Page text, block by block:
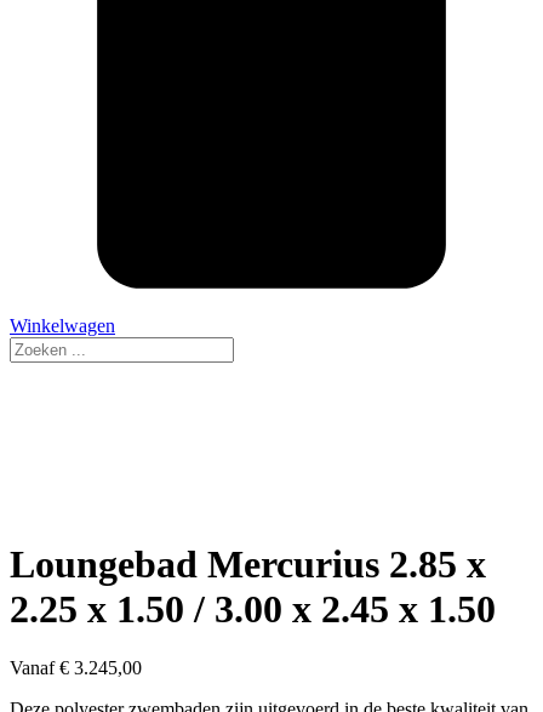
Winkelwagen
Search
...
Loungebad Mercurius 2.85 x
2.25 x 1.50 / 3.00 x 2.45 x 1.50
Vanaf € 3.245,00